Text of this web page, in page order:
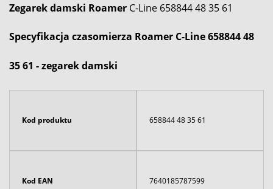
Zegarekdamski Roamer C-Line 658844 48 35 61
Specyfikacja czasomierza Roamer C-Line 658844 48
35 61 - zegarek damski
Kod produktu 658844 48 35 61
Kod EAN 7640185787599